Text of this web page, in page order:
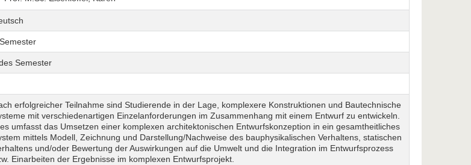
Semester
erfolgreicher Teilnahme sind Studierende in der Lage, komplexere Konstruktionen und Bautechnische
mit verschiedenartigen Einzelanforderungen im Zusammenhang mit einem Entwurf zu entwickeln.
umfasst das Umsetzen einer komplexen architektonischen Entwurfskonzeption in ein gesamtheitliches
mittels Modell, Zeichnung und Darstellung/Nachweise des bauphysikalischen Verhaltens, statischen
und/oder Bewertung der Auswirkungen auf die Umwelt und die Integration im Entwurfsprozess
Einarbeiten der Ergebnisse im komplexen Entwurfsprojekt.